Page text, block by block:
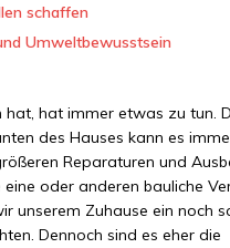
schaffen
Umweltbewusstsein
hat, hat immer etwas zu tun.
des Hauses kann es
Reparaturen und
oder anderen bauliche
unserem Zuhause ein noch
Dennoch sind es eher die